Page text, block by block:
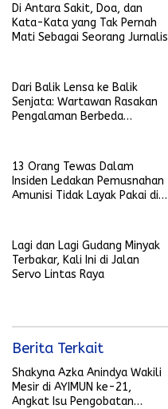
Di Antara Sakit, Doa, dan
Kata-Kata yang Tak Pernah
Mati Sebagai Seorang Jurnalis
Dari Balik Lensa ke Balik
Senjata: Wartawan Rasakan
Pengalaman Berbeda
13 Orang Tewas Dalam
Insiden Ledakan Pemusnahan
Amunisi Tidak Layak Pakai di
Lagi dan Lagi Gudang Minyak
Terbakar, Kali Ini di Jalan
Servo Lintas Raya
Berita Terkait
Shakyna Azka Anindya Wakili
Mesir di AYIMUN ke-21,
Angkat Isu Pengobatan